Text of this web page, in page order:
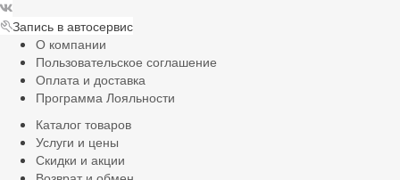
Запись в автосервис
О компании
Пользовательское соглашение
Оплата и доставка
Программа Лояльности
Каталог товаров
Услуги и цены
Скидки и акции